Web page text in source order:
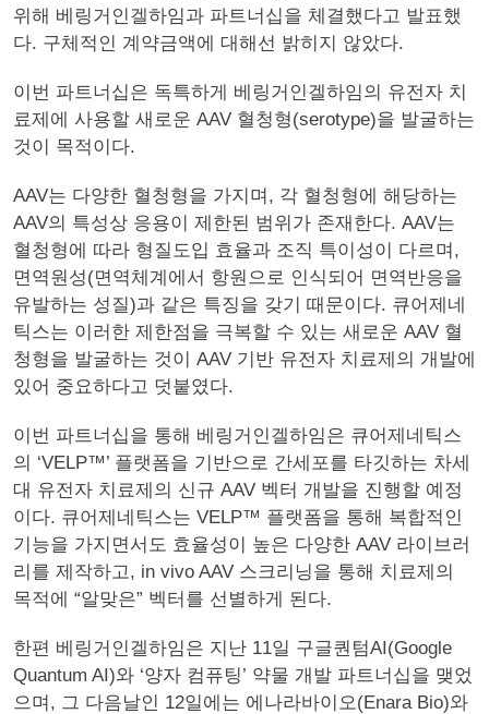
위해 베링거인겔하임과 파트너십을 체결했다고 발표했
다. 구체적인 계약금액에 대해선 밝히지 않았다.
이번 파트너십은 독특하게 베링거인겔하임의 유전자 치
료제에 사용할 새로운 AAV 혈청형(serotype)을 발굴하는
것이 목적이다.
AAV는 다양한 혈청형을 가지며, 각 혈청형에 해당하는
AAV의 특성상 응용이 제한된 범위가 존재한다. AAV는
혈청형에 따라 형질도입 효율과 조직 특이성이 다르며,
면역원성(면역체계에서 항원으로 인식되어 면역반응을
유발하는 성질)과 같은 특징을 갖기 때문이다. 큐어제네
틱스는 이러한 제한점을 극복할 수 있는 새로운 AAV 혈
청형을 발굴하는 것이 AAV 기반 유전자 치료제의 개발에
있어 중요하다고 덧붙였다.
이번 파트너십을 통해 베링거인겔하임은 큐어제네틱스
의 ‘VELP™’ 플랫폼을 기반으로 간세포를 타깃하는 차세
대 유전자 치료제의 신규 AAV 벡터 개발을 진행할 예정
이다. 큐어제네틱스는 VELP™ 플랫폼을 통해 복합적인
기능을 가지면서도 효율성이 높은 다양한 AAV 라이브러
리를 제작하고, in vivo AAV 스크리닝을 통해 치료제의
목적에 “알맞은” 벡터를 선별하게 된다.
한편 베링거인겔하임은 지난 11일 구글퀀텀AI(Google
Quantum AI)와 ‘양자 컴퓨팅’ 약물 개발 파트너십을 맺었
으며, 그 다음날인 12일에는 에나라바이오(Enara Bio)와